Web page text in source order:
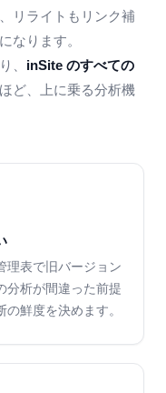
リライトもリンク補
なります。
、 inSite のすべての
ど、上に乗る分析機
理表で旧バージョン
分析が間違った前提
鮮度を決めます。